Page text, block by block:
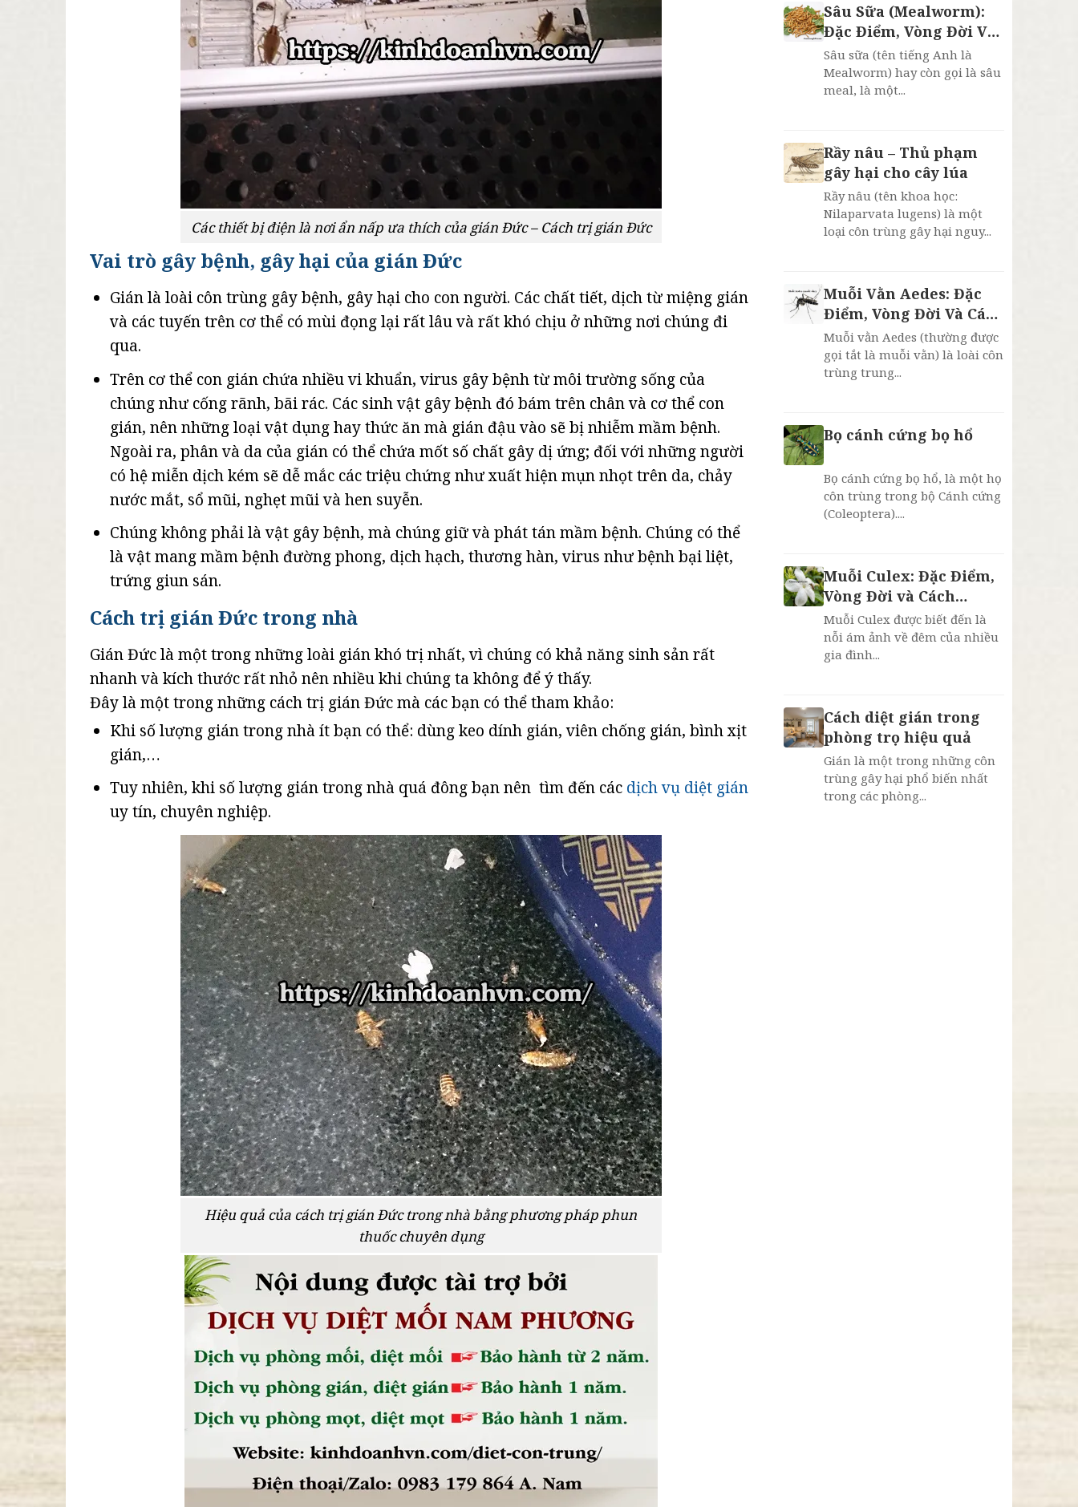
Các thiết bị điện là nơi ẩn nấp ưa thích của gián Đức – Cách trị gián Đức
Vai trò gây bệnh, gây hại của gián Đức
Gián là loài côn trùng gây bệnh, gây hại cho con người. Các chất tiết, dịch từ miệng gián
và các tuyến trên cơ thể có mùi đọng lại rất lâu và rất khó chịu ở những nơi chúng đi
qua.
Trên cơ thể con gián chứa nhiều vi khuẩn, virus gây bệnh từ môi trường sống của
chúng như cống rãnh, bãi rác. Các sinh vật gây bệnh đó bám trên chân và cơ thể con
gián, nên những loại vật dụng hay thức ăn mà gián đậu vào sẽ bị nhiễm mầm bệnh.
Ngoài ra, phân và da của gián có thể chứa mốt số chất gây dị ứng; đối với những người
có hệ miễn dịch kém sẽ dễ mắc các triệu chứng như xuất hiện mụn nhọt trên da, chảy
nước mắt, sổ mũi, nghẹt mũi và hen suyễn.
Chúng không phải là vật gây bệnh, mà chúng giữ và phát tán mầm bệnh. Chúng có thể
là vật mang mầm bệnh đường phong, dịch hạch, thương hàn, virus như bệnh bại liệt,
trứng giun sán.
Cách trị gián Đức trong nhà
Gián Đức là một trong những loài gián khó trị nhất, vì chúng có khả năng sinh sản rất
nhanh và kích thước rất nhỏ nên nhiều khi chúng ta không để ý thấy.
Đây là một trong những cách trị gián Đức mà các bạn có thể tham khảo:
Khi số lượng gián trong nhà ít bạn có thể: dùng keo dính gián, viên chống gián, bình xịt
gián,…
Tuy nhiên, khi số lượng gián trong nhà quá đông bạn nên tìm đến các dịch vụ diệt gián
uy tín, chuyên nghiệp.
Hiệu quả của cách trị gián Đức trong nhà bằng phương pháp phun
thuốc chuyên dụng
Sâu Sữa (Mealworm):
Đặc Điểm, Vòng Đời Và
4 Lợi Ích Bất Ngờ
Sâu sữa (tên tiếng Anh là
Mealworm) hay còn gọi là sâu
meal, là một...
Rầy nâu – Thủ phạm
gây hại cho cây lúa
Rầy nâu (tên khoa học:
Nilaparvata lugens) là một
loại côn trùng gây hại nguy...
Muỗi Vằn Aedes: Đặc
Điểm, Vòng Đời Và Cách
Phòng Chống Sốt Xuất
Huyết
Muỗi vằn Aedes (thường được
gọi tắt là muỗi vằn) là loài côn
trùng trung...
Bọ cánh cứng bọ hổ
Bọ cánh cứng bọ hổ, là một họ
côn trùng trong bộ Cánh cứng
(Coleoptera)....
Muỗi Culex: Đặc Điểm,
Vòng Đời và Cách
Phòng Chống Hiệu Quả
Muỗi Culex được biết đến là
nỗi ám ảnh về đêm của nhiều
gia đình...
Cách diệt gián trong
phòng trọ hiệu quả
Gián là một trong những côn
trùng gây hại phổ biến nhất
trong các phòng...